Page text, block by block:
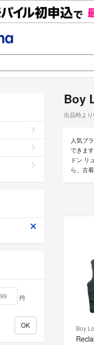
Boy
出品時よ
人気ブ
できま
ドン リ
ら、古
Boy
円